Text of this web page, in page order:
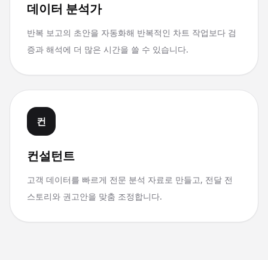
데이터 분석가
반복 보고의 초안을 자동화해 반복적인 차트 작업보다 검
증과 해석에 더 많은 시간을 쓸 수 있습니다.
컨
컨설턴트
고객 데이터를 빠르게 전문 분석 자료로 만들고, 전달 전
스토리와 권고안을 맞춤 조정합니다.